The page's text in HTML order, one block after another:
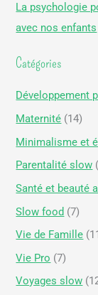
e
r
:
La psychologie
avec nos enfants
Catégories
Développement
Maternité (14)
Minimalisme et
Parentalité slow
Santé et beauté
Slow food (7)
Vie de Famille
Vie Pro (7)
Voyages slow